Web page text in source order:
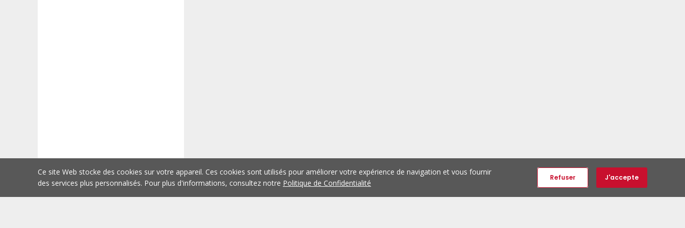
Ce site Web stocke des cookies sur votre appareil. Ces cookies sont utilisés pour améliorer votre expérience de navigation et vous fournir
des services plus personnalisés. Pour plus d'informations, consultez notre Politique de Confidentialité
Refuser J'accepte